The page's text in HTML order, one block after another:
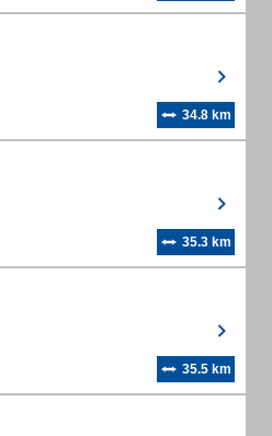
34.8 km
35.3 km
35.5 km